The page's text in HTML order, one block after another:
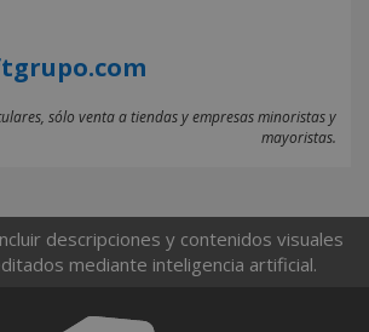
sólo venta a tiendas y empresas minoristas y
mayoristas.
descripciones y contenidos visuales
mediante inteligencia artificial.